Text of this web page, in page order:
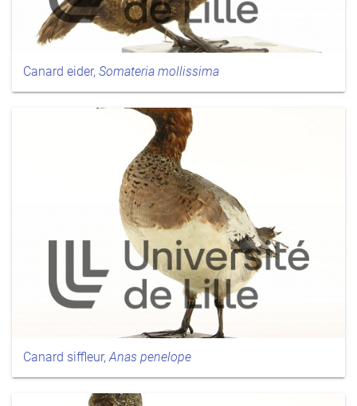
Canard eider, Somateria mollissima
Canard siffleur,Anas penelope